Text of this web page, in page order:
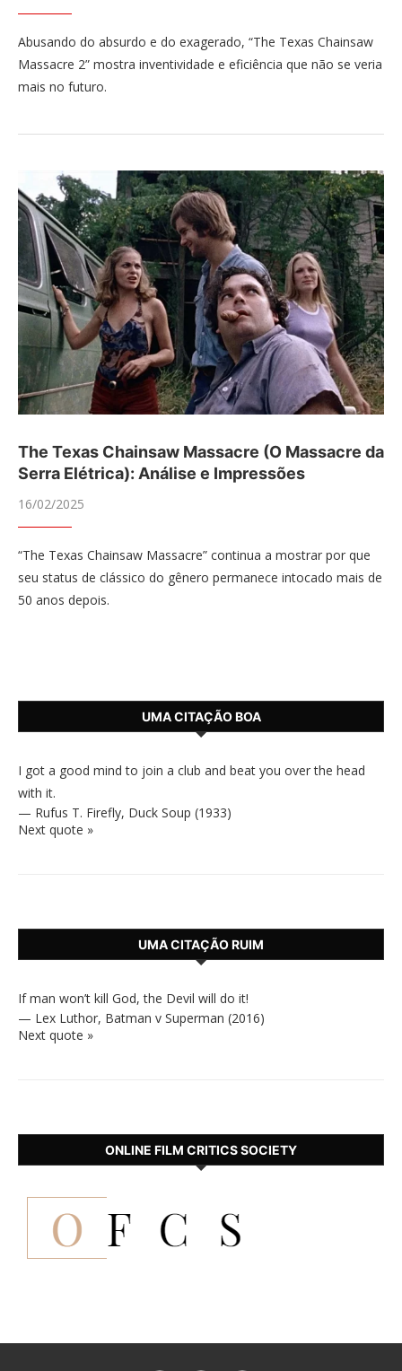
Abusando do absurdo e do exagerado, “The Texas Chainsaw
Massacre 2” mostra inventividade e eficiência que não se veria
mais no futuro.
The Texas Chainsaw Massacre (O Massacre da
Serra Elétrica): Análise e Impressões
16/02/2025
“The Texas Chainsaw Massacre” continua a mostrar por que
seu status de clássico do gênero permanece intocado mais de
50 anos depois.
UMA CITAÇÃO BOA
I got a good mind to join a club and beat you over the head
with it.
— Rufus T. Firefly, Duck Soup (1933)
Next quote »
UMA CITAÇÃO RUIM
If man won’t kill God, the Devil will do it!
— Lex Luthor, Batman v Superman (2016)
Next quote »
ONLINE FILM CRITICS SOCIETY